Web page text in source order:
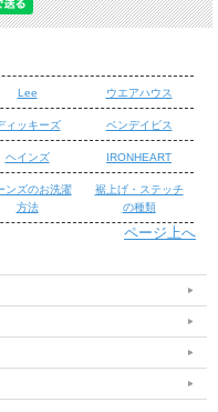
ローテンションデニム
回りにヒザから裾にかけ
(※モデルスタッフ身長
Lee ウエアハウス
ィッキーズ ベンデイビス
ヘインズ IRONHEART
ンズのお洗濯
方法
裾上げ・ステッチ
の種類
ページ上へ